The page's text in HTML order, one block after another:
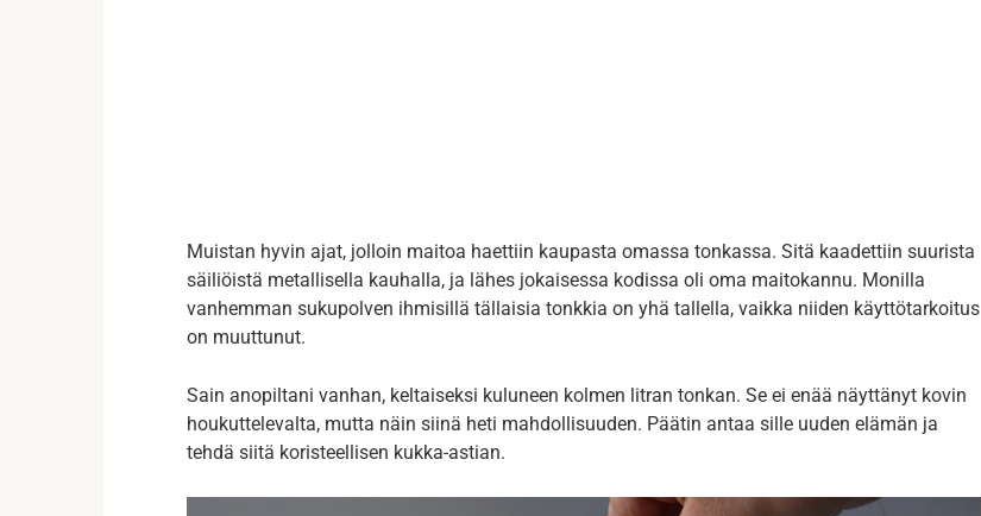
Muistan hyvin ajat, jolloin maitoa haettiin kaupasta omassa tonkassa. Sitä kaadettiin suurista
säiliöistä metallisella kauhalla, ja lähes jokaisessa kodissa oli oma maitokannu. Monilla
vanhemman sukupolven ihmisillä tällaisia tonkkia on yhä tallella, vaikka niiden käyttötarkoitus
on muuttunut.
Sain anopiltani vanhan, keltaiseksi kuluneen kolmen litran tonkan. Se ei enää näyttänyt kovin
houkuttelevalta, mutta näin siinä heti mahdollisuuden. Päätin antaa sille uuden elämän ja
tehdä siitä koristeellisen kukka-astian.